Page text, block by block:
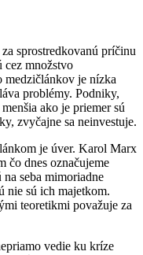
sprostredkovanú príčinu
cez množstvo
medzičlánkov je nízka
problémy. Podniky,
ako je priemer sú
zvyčajne sa neinvestuje.
je úver. Karol Marx
čo dnes označujeme
seba mimoriadne
nie sú ich majetkom.
teoretikmi považuje za
vedie ku kríze